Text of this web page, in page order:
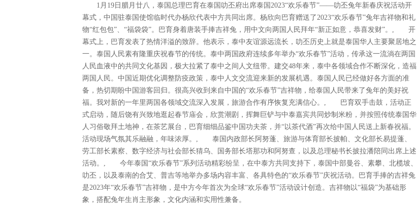
1月19日腊月廿八，泰国总理巴育在泰国叻丕府出席泰国2023“欢乐春节”——叻丕兔年新春庆祝活动开
幕式，中国驻泰国使馆临时代办杨欣代表中方共同出席。杨欣向巴育赠送了2023“欢乐春节”兔年吉祥物和礼
物“红包包”、“福袋袋”。巴育身着唐装手捧吉祥兔，用中文向两国人民拜年“新正如意，恭喜发财”。, 开
幕式上，巴育发表了热情洋溢的致辞。他表示，泰中友谊源远流长，叻丕历史上就是泰国华人主要聚居地之
一。泰国人民素有隆重庆祝春节的传统。泰中两国政府连续多年举办“欢乐春节”活动，传承这一流淌在两国
人民血液中的共同文化基因，极大拉紧了泰中之间人文纽带。建交48年来，泰中各领域合作不断深化，造福
两国人民。中国近期优化调整防疫政策，泰中人文交流迎来新的发展机遇。泰国人民已经做好各方面的准
备，热切期盼中国游客回归。很高兴收到来自中国的“欢乐春节”吉祥物，给泰国人民带来了兔年的美好祝
福。我对新的一年里两国各领域交流深入发展，旅游合作有序恢复充满信心。, 巴育双手击鼓，活动正
式启动，随后饶有兴致地逛起春节庙会，欣赏潮剧，挥舞巨铲与中泰嘉宾共同炒制米粉，并按照传统泰国华
人习俗敬拜土地神，在茶艺展台，巴育细细品鉴中国功夫茶，并“以茶代酒”再次给中国人民送上新春祝福。
活动现场气氛其乐融融，年味浓厚。, 泰国内政部长阿努蓬、旅游与体育部长披帕、文化部长易提蓬、
劳工部长素察、数字经济与社会部长猜乌、国务部长塔那功和阿努查，以及总理秘书长披拉潘陪同出席上述
活动。, 今年泰国“欢乐春节”系列活动精彩纷呈，在中泰方共同支持下，泰国中部曼谷、素攀、北榄坡、
叻丕，以及泰南的合艾、普吉等地举办多场内容丰富、各具特色的“欢乐春节”庆祝活动。巴育手捧的吉祥兔
是2023年“欢乐春节”吉祥物，是中方今年首次为全球“欢乐春节”活动设计创造。吉祥物以“福袋”为基础形
象，搭配兔年生肖主形象，文化内涵和实用性兼备。